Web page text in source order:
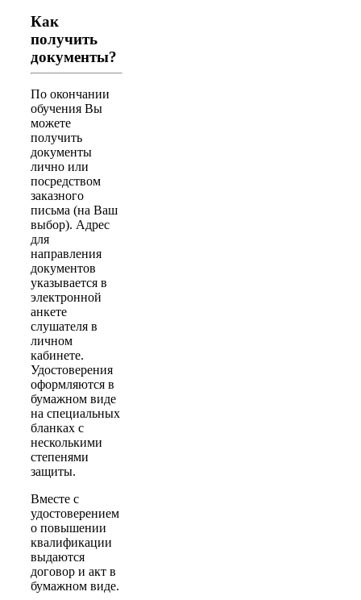
Как
получить
документы?
По окончании
обучения Вы
можете
получить
документы
лично или
посредством
заказного
письма (на Ваш
выбор). Адрес
для
направления
документов
указывается в
электронной
анкете
слушателя в
личном
кабинете.
Удостоверения
оформляются в
бумажном виде
на специальных
бланках с
несколькими
степенями
защиты.
Вместе с
удостоверением
о повышении
квалификации
выдаются
договор и акт в
бумажном виде.